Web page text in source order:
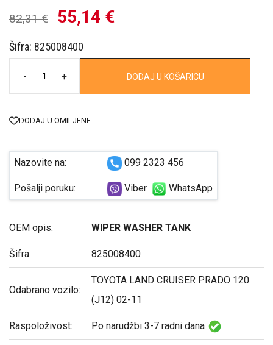
82,31 € 55,14 €
Šifra: 825008400
- + DODAJ U KOŠARICU
DODAJ U OMILJENE
Nazovite na: 099 2323 456
Pošalji poruku: Viber WhatsApp
OEM opis: WIPER WASHER TANK
Šifra: 825008400
Оdabrano vozilo:
TOYOTA LAND CRUISER PRADO 120
(J12) 02-11
Raspoloživost: Po narudžbi 3-7 radni dana